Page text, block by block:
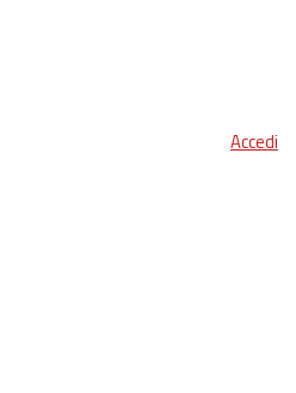
Accedi